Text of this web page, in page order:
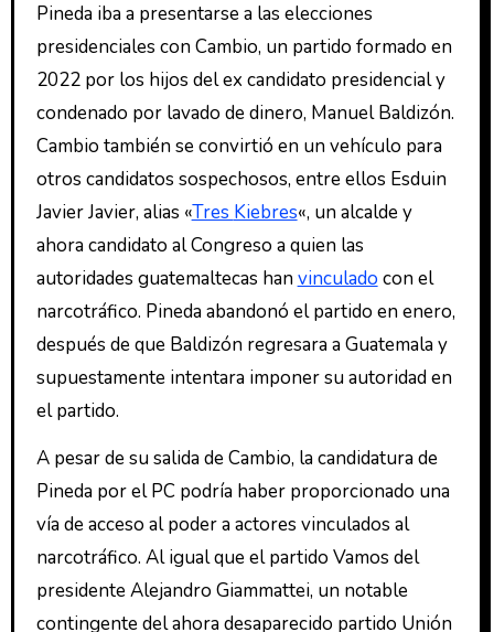
Pineda iba a presentarse a las elecciones
presidenciales con Cambio, un partido formado en
2022 por los hijos del ex candidato presidencial y
condenado por lavado de dinero, Manuel Baldizón.
Cambio también se convirtió en un vehículo para
otros candidatos sospechosos, entre ellos Esduin
Javier Javier, alias «Tres Kiebres«, un alcalde y
ahora candidato al Congreso a quien las
autoridades guatemaltecas hanvinculado con el
narcotráfico. Pineda abandonó el partido en enero,
después de que Baldizón regresara a Guatemala y
supuestamente intentara imponer su autoridad en
el partido.
A pesar de su salida de Cambio, la candidatura de
Pineda por el PC podría haber proporcionado una
vía de acceso al poder a actores vinculados al
narcotráfico. Al igual que el partido Vamos del
presidente Alejandro Giammattei, un notable
contingente del ahora desaparecido partido Unión